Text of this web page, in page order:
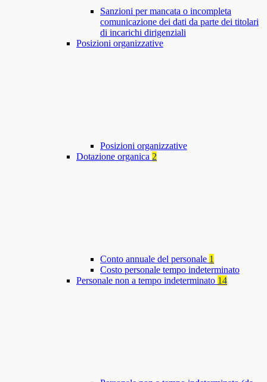
Sanzioni per mancata o incompleta
comunicazione dei dati da parte dei titolari
di incarichi dirigenziali
Posizioni organizzative
Posizioni organizzative
Dotazione organica 2
Conto annuale del personale 1
Costo personale tempo indeterminato
Personale non a tempo indeterminato 14